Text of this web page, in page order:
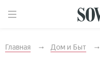
Главная Дом и Быт